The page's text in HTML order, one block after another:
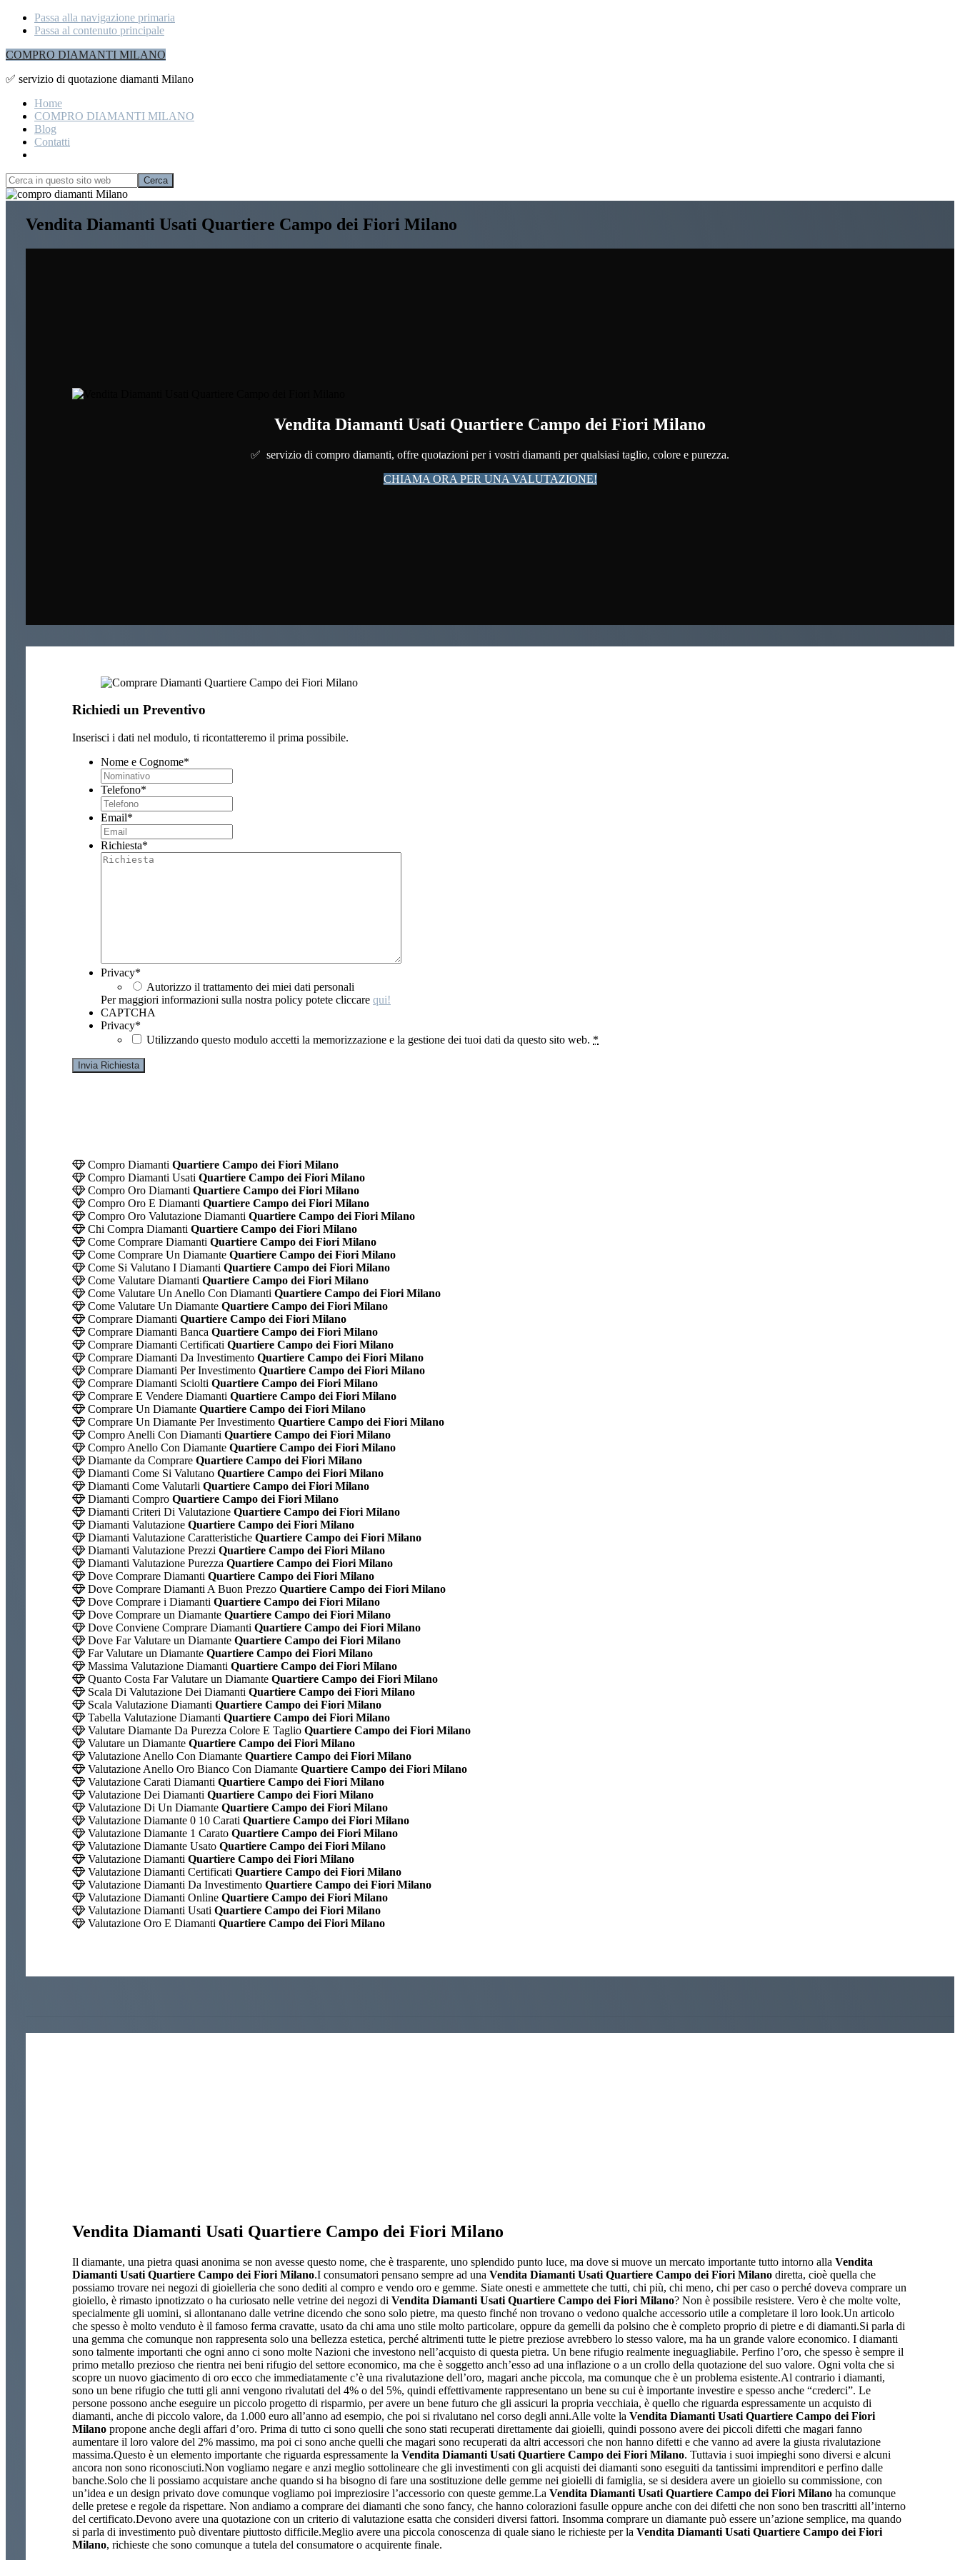
Passa alla navigazione primaria
Passa al contenuto principale
COMPRO DIAMANTI MILANO
✅ servizio di quotazione diamanti Milano
Home
COMPRO DIAMANTI MILANO
Blog
Contatti
Cerca
in
questo
Hide
Vendita Diamanti Usati Quartiere Campo dei Fiori Milano
Vendita Diamanti Usati Quartiere Campo dei Fiori Milano
✅ servizio di compro diamanti, offre quotazioni per i vostri diamanti per qualsiasi taglio, colore e purezza.
CHIAMA ORA PER UNA VALUTAZIONE!
Richiedi un Preventivo
Inserisci i dati nel modulo, ti ricontatteremo il prima possibile.
Nome e Cognome*
Telefono*
Email*
Richiesta*
Privacy*
Autorizzo il trattamento dei miei dati personali
Per maggiori informazioni sulla nostra policy potete cliccare qui!
CAPTCHA
Privacy*
Utilizzando questo modulo accetti la memorizzazione e la gestione dei tuoi dati da questo sito web. *
Compro Diamanti Quartiere Campo dei Fiori Milano
Compro Diamanti Usati Quartiere Campo dei Fiori Milano
Compro Oro Diamanti Quartiere Campo dei Fiori Milano
Compro Oro E Diamanti Quartiere Campo dei Fiori Milano
Compro Oro Valutazione Diamanti Quartiere Campo dei Fiori Milano
Chi Compra Diamanti Quartiere Campo dei Fiori Milano
Come Comprare Diamanti Quartiere Campo dei Fiori Milano
Come Comprare Un Diamante Quartiere Campo dei Fiori Milano
Come Si Valutano I Diamanti Quartiere Campo dei Fiori Milano
Come Valutare Diamanti Quartiere Campo dei Fiori Milano
Come Valutare Un Anello Con Diamanti Quartiere Campo dei Fiori Milano
Come Valutare Un Diamante Quartiere Campo dei Fiori Milano
Comprare Diamanti Quartiere Campo dei Fiori Milano
Comprare Diamanti Banca Quartiere Campo dei Fiori Milano
Comprare Diamanti Certificati Quartiere Campo dei Fiori Milano
Comprare Diamanti Da Investimento Quartiere Campo dei Fiori Milano
Comprare Diamanti Per Investimento Quartiere Campo dei Fiori Milano
Comprare Diamanti Sciolti Quartiere Campo dei Fiori Milano
Comprare E Vendere Diamanti Quartiere Campo dei Fiori Milano
Comprare Un Diamante Quartiere Campo dei Fiori Milano
Comprare Un Diamante Per Investimento Quartiere Campo dei Fiori Milano
Compro Anelli Con Diamanti Quartiere Campo dei Fiori Milano
Compro Anello Con Diamante Quartiere Campo dei Fiori Milano
Diamante da Comprare Quartiere Campo dei Fiori Milano
Diamanti Come Si Valutano Quartiere Campo dei Fiori Milano
Diamanti Come Valutarli Quartiere Campo dei Fiori Milano
Diamanti Compro Quartiere Campo dei Fiori Milano
Diamanti Criteri Di Valutazione Quartiere Campo dei Fiori Milano
Diamanti Valutazione Quartiere Campo dei Fiori Milano
Diamanti Valutazione Caratteristiche Quartiere Campo dei Fiori Milano
Diamanti Valutazione Prezzi Quartiere Campo dei Fiori Milano
Diamanti Valutazione Purezza Quartiere Campo dei Fiori Milano
Dove Comprare Diamanti Quartiere Campo dei Fiori Milano
Dove Comprare Diamanti A Buon Prezzo Quartiere Campo dei Fiori Milano
Dove Comprare i Diamanti Quartiere Campo dei Fiori Milano
Dove Comprare un Diamante Quartiere Campo dei Fiori Milano
Dove Conviene Comprare Diamanti Quartiere Campo dei Fiori Milano
Dove Far Valutare un Diamante Quartiere Campo dei Fiori Milano
Far Valutare un Diamante Quartiere Campo dei Fiori Milano
Massima Valutazione Diamanti Quartiere Campo dei Fiori Milano
Quanto Costa Far Valutare un Diamante Quartiere Campo dei Fiori Milano
Scala Di Valutazione Dei Diamanti Quartiere Campo dei Fiori Milano
Scala Valutazione Diamanti Quartiere Campo dei Fiori Milano
Tabella Valutazione Diamanti Quartiere Campo dei Fiori Milano
Valutare Diamante Da Purezza Colore E Taglio Quartiere Campo dei Fiori Milano
Valutare un Diamante Quartiere Campo dei Fiori Milano
Valutazione Anello Con Diamante Quartiere Campo dei Fiori Milano
Valutazione Anello Oro Bianco Con Diamante Quartiere Campo dei Fiori Milano
Valutazione Carati Diamanti Quartiere Campo dei Fiori Milano
Valutazione Dei Diamanti Quartiere Campo dei Fiori Milano
Valutazione Di Un Diamante Quartiere Campo dei Fiori Milano
Valutazione Diamante 0 10 Carati Quartiere Campo dei Fiori Milano
Valutazione Diamante 1 Carato Quartiere Campo dei Fiori Milano
Valutazione Diamante Usato Quartiere Campo dei Fiori Milano
Valutazione Diamanti Quartiere Campo dei Fiori Milano
Valutazione Diamanti Certificati Quartiere Campo dei Fiori Milano
Valutazione Diamanti Da Investimento Quartiere Campo dei Fiori Milano
Valutazione Diamanti Online Quartiere Campo dei Fiori Milano
Valutazione Diamanti Usati Quartiere Campo dei Fiori Milano
Valutazione Oro E Diamanti Quartiere Campo dei Fiori Milano
Vendita Diamanti Usati Quartiere Campo dei Fiori Milano
Il diamante, una pietra quasi anonima se non avesse questo nome, che è trasparente, uno splendido punto luce, ma dove si muove un mercato importante tutto intorno alla Vendita
Diamanti Usati Quartiere Campo dei Fiori Milano.I consumatori pensano sempre ad una Vendita Diamanti Usati Quartiere Campo dei Fiori Milano diretta, cioè quella che
possiamo trovare nei negozi di gioielleria che sono dediti al compro e vendo oro e gemme. Siate onesti e ammettete che tutti, chi più, chi meno, chi per caso o perché doveva comprare un
gioiello, è rimasto ipnotizzato o ha curiosato nelle vetrine dei negozi di Vendita Diamanti Usati Quartiere Campo dei Fiori Milano? Non è possibile resistere. Vero è che molte volte,
specialmente gli uomini, si allontanano dalle vetrine dicendo che sono solo pietre, ma questo finché non trovano o vedono qualche accessorio utile a completare il loro look.Un articolo
che spesso è molto venduto è il famoso ferma cravatte, usato da chi ama uno stile molto particolare, oppure da gemelli da polsino che è completo proprio di pietre e di diamanti.Si parla di
una gemma che comunque non rappresenta solo una bellezza estetica, perché altrimenti tutte le pietre preziose avrebbero lo stesso valore, ma ha un grande valore economico. I diamanti
sono talmente importanti che ogni anno ci sono molte Nazioni che investono nell’acquisto di questa pietra. Un bene rifugio realmente ineguagliabile. Perfino l’oro, che spesso è sempre il
primo metallo prezioso che rientra nei beni rifugio del settore economico, ma che è soggetto anch’esso ad una inflazione o a un crollo della quotazione del suo valore. Ogni volta che si
scopre un nuovo giacimento di oro ecco che immediatamente c’è una rivalutazione dell’oro, magari anche piccola, ma comunque che è un problema esistente.Al contrario i diamanti,
sono un bene rifugio che tutti gli anni vengono rivalutati del 4% o del 5%, quindi effettivamente rappresentano un bene su cui è importante investire e spesso anche “crederci”. Le
persone possono anche eseguire un piccolo progetto di risparmio, per avere un bene futuro che gli assicuri la propria vecchiaia, è quello che riguarda espressamente un acquisto di
diamanti, anche di piccolo valore, da 1.000 euro all’anno ad esempio, che poi si rivalutano nel corso degli anni.Alle volte la Vendita Diamanti Usati Quartiere Campo dei Fiori
Milano propone anche degli affari d’oro. Prima di tutto ci sono quelli che sono stati recuperati direttamente dai gioielli, quindi possono avere dei piccoli difetti che magari fanno
aumentare il loro valore del 2% massimo, ma poi ci sono anche quelli che magari sono recuperati da altri accessori che non hanno difetti e che vanno ad avere la giusta rivalutazione
massima.Questo è un elemento importante che riguarda espressamente la Vendita Diamanti Usati Quartiere Campo dei Fiori Milano. Tuttavia i suoi impieghi sono diversi e alcuni
ancora non sono riconosciuti.Non vogliamo negare e anzi meglio sottolineare che gli investimenti con gli acquisti dei diamanti sono eseguiti da tantissimi imprenditori e perfino dalle
banche.Solo che li possiamo acquistare anche quando si ha bisogno di fare una sostituzione delle gemme nei gioielli di famiglia, se si desidera avere un gioiello su commissione, con
un’idea e un design privato dove comunque vogliamo poi impreziosire l’accessorio con queste gemme.La Vendita Diamanti Usati Quartiere Campo dei Fiori Milano ha comunque
delle pretese e regole da rispettare. Non andiamo a comprare dei diamanti che sono fancy, che hanno colorazioni fasulle oppure anche con dei difetti che non sono ben trascritti all’interno
del certificato.Devono avere una quotazione con un criterio di valutazione esatta che consideri diversi fattori. Insomma comprare un diamante può essere un’azione semplice, ma quando
si parla di investimento può diventare piuttosto difficile.Meglio avere una piccola conoscenza di quale siano le richieste per la Vendita Diamanti Usati Quartiere Campo dei Fiori
Milano, richieste che sono comunque a tutela del consumatore o acquirente finale.
more